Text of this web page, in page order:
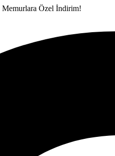
Memurlara Özel İndirim!